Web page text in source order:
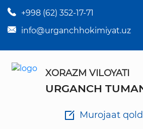
+998 (62) 352-17-71
info@urganchhokimiyat.uz
XORAZM VILOYATI
URGANCH
Murojaat
Tuman hokim qarorlari
Tuman hokimi farmoyishlari
Tuman hokimligi ish yuritish